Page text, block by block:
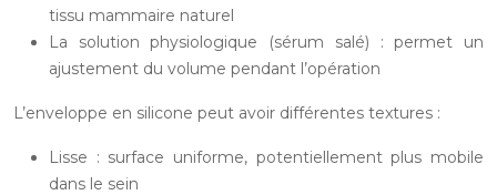
tissu mammaire naturel
La solution physiologique (sérum salé) : permet un
ajustement du volume pendant l’opération
L’enveloppe en silicone peut avoir différentes textures :
Lisse : surface uniforme, potentiellement plus mobile
dans le sein